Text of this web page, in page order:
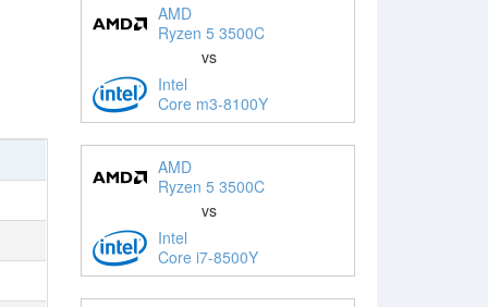
AMD
Ryzen 5 3500C
vs
Intel
Core m3-8100Y
AMD
Ryzen 5 3500C
vs
Intel
Core i7-8500Y